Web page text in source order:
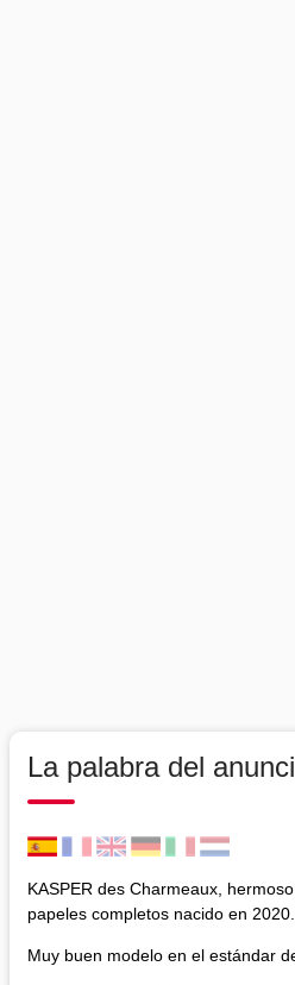
La palabra del
KASPER des Charmeaux,
papeles completos nacido en 2020.
Muy buen modelo en el estándar